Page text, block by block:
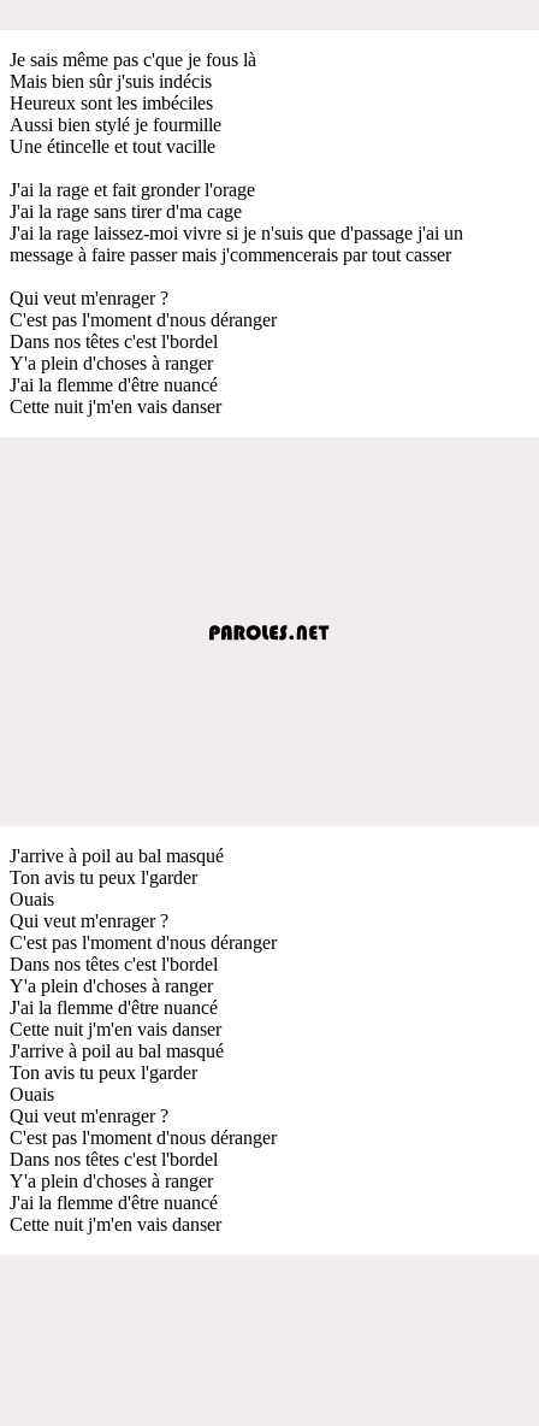
Je sais même pas c'que je fous là
Mais bien sûr j'suis indécis
Heureux sont les imbéciles
Aussi bien stylé je fourmille
Une étincelle et tout vacille
J'ai la rage et fait gronder l'orage
J'ai la rage sans tirer d'ma cage
J'ai la rage laissez-moi vivre si je n'suis que d'passage j'ai un
message à faire passer mais j'commencerais par tout casser
Qui veut m'enrager ?
C'est pas l'moment d'nous déranger
Dans nos têtes c'est l'bordel
Y'a plein d'choses à ranger
J'ai la flemme d'être nuancé
Cette nuit j'm'en vais danser
J'arrive à poil au bal masqué
Ton avis tu peux l'garder
Ouais
Qui veut m'enrager ?
C'est pas l'moment d'nous déranger
Dans nos têtes c'est l'bordel
Y'a plein d'choses à ranger
J'ai la flemme d'être nuancé
Cette nuit j'm'en vais danser
J'arrive à poil au bal masqué
Ton avis tu peux l'garder
Ouais
Qui veut m'enrager ?
C'est pas l'moment d'nous déranger
Dans nos têtes c'est l'bordel
Y'a plein d'choses à ranger
J'ai la flemme d'être nuancé
Cette nuit j'm'en vais danser